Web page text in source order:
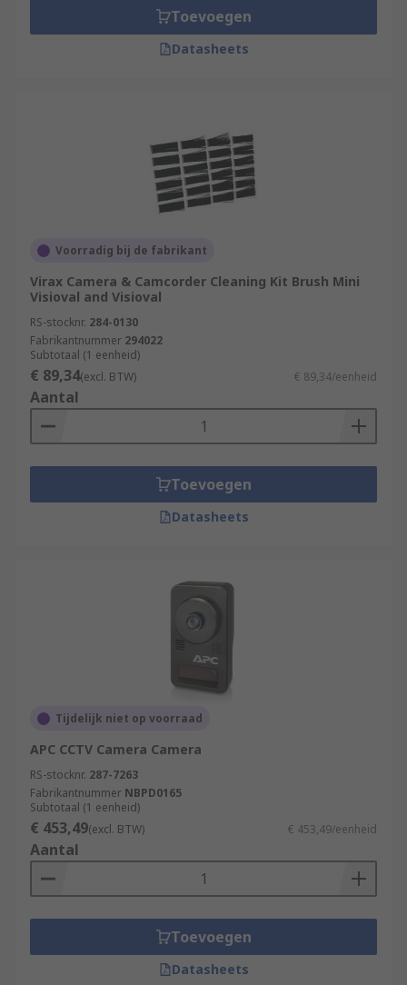
Toevoegen
Datasheets
Voorradig bij de fabrikant
Virax Camera & Camcorder Cleaning Kit Brush Mini
Visioval and Visioval
RS-stocknr. 284-0130
Fabrikantnummer 294022
Subtotaal (1 eenheid)
€ 89,34(excl. BTW) € 89,34/eenheid
Aantal
Toevoegen
Datasheets
Tijdelijk niet op voorraad
APC CCTV Camera Camera
RS-stocknr. 287-7263
Fabrikantnummer NBPD0165
Subtotaal (1 eenheid)
€ 453,49(excl. BTW) € 453,49/eenheid
Aantal
Toevoegen
Datasheets